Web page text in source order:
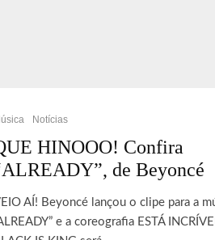
Notícias
HINOOO! Confira
de Beyoncé
AÍ! Beyoncé lançou o clipe para a
e a coreografia ESTÁ